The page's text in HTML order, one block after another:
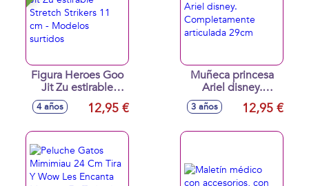
Figura Heroes Goo
Jit Zu estirable
Stretch Strikers 11
cm - Modelos
4 años 12,95 €
Muñeca princesa
Ariel disney.
Completamente
articulada 29cm
3 años 12,95 €